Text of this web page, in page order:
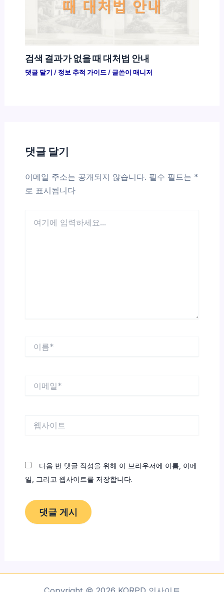
검색 결과가 없을 때 대처법 안내
댓글 달기 / 정보 추적 가이드/ 글쓴이 매니저
댓글 달기
이메일 주소는 공개되지 않습니다. 필수 필드는 *
로 표시됩니다
다음 번 댓글 작성을 위해 이 브라우저에 이름, 이메
일, 그리고 웹사이트를 저장합니다.